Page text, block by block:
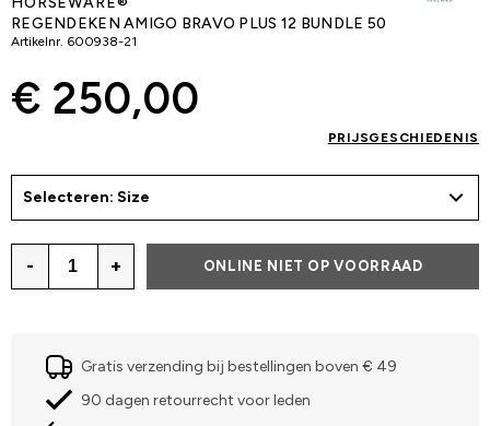
REGENDEKEN AMIGO BRAVO PLUS 12 BUNDLE 50
Artikelnr. 600938-21
€ 250,00
PRIJSGESCHIEDENIS
Selecteren: Size
- + ONLINE NIET OP VOORRAAD
Gratis verzending bij bestellingen boven € 49
90 dagen retourrecht voor leden